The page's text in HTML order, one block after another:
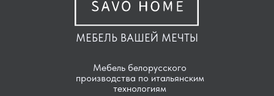
Мебель белорусского
производства по итальянским
технологиям
МЕБЕЛЬ ВАШЕЙ МЕЧТЫ